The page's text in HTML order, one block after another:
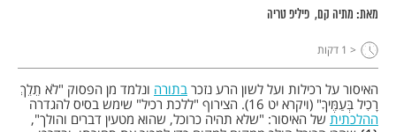
מאת: מתיה קם פיליפ טריה
< 1 דקות
האיסור על רכילות ועל לשון הרע נזכר בתורה ונלמד מן הפסוק "לֹא תֵלֵךְ
רָכִיל בְּעַמֶּיךָ" (ויקרא יט 16). הצירוף "ללכת רכיל" שימש בסיס להגדרה
ההלכתית של האיסור: "שלא תהיה כרוכל, שהוא מטעין דברים והולך",